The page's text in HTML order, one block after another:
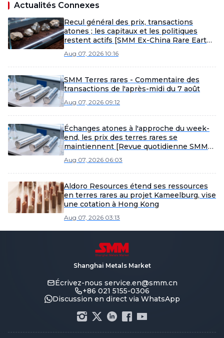
Actualités Connexes
Recul général des prix, transactions
atones ; les capitaux et les politiques
restent actifs [SMM Ex-China Rare Earth
Aug 07, 2026 10:16
SMM Terres rares - Commentaire des
transactions de l'après-midi du 7 août
Aug 07, 2026 09:12
Échanges atones à l'approche du week-
end, les prix des terres rares se
maintiennent [Revue quotidienne SMM
Aug 07, 2026 06:03
Aldoro Resources étend ses ressources
en terres rares au projet Kameelburg, vise
une cotation à Hong Kong
Aug 07, 2026 03:13
Shanghai Metals Market
Écrivez-nous service.en@smm.cn
+86 021 5155-0306
Discussion en direct via WhatsApp